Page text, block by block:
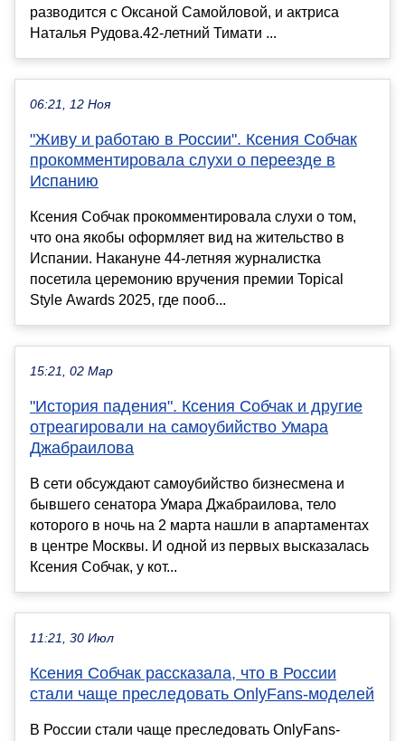
разводится с Оксаной Самойловой, и актриса
Наталья Рудова.42-летний Тимати ...
06:21, 12 Ноя
"Живу и работаю в России". Ксения Собчак
прокомментировала слухи о переезде в
Испанию
Ксения Собчак прокомментировала слухи о том,
что она якобы оформляет вид на жительство в
Испании. Накануне 44-летняя журналистка
посетила церемонию вручения премии Topical
Style Awards 2025, где пооб...
15:21, 02 Мар
"История падения". Ксения Собчак и другие
отреагировали на самоубийство Умара
Джабраилова
В сети обсуждают самоубийство бизнесмена и
бывшего сенатора Умара Джабраилова, тело
которого в ночь на 2 марта нашли в апартаментах
в центре Москвы. И одной из первых высказалась
Ксения Собчак, у кот...
11:21, 30 Июл
Ксения Собчак рассказала, что в России
стали чаще преследовать OnlyFans-моделей
В России стали чаще преследовать OnlyFans-